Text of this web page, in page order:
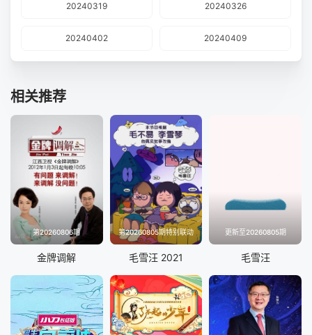
20240319 20240326
20240402 20240409
相关推荐
第20260806期
金牌调解
第20260805期特别联动
毛雪汪 2021
更新至20260805期
毛雪汪